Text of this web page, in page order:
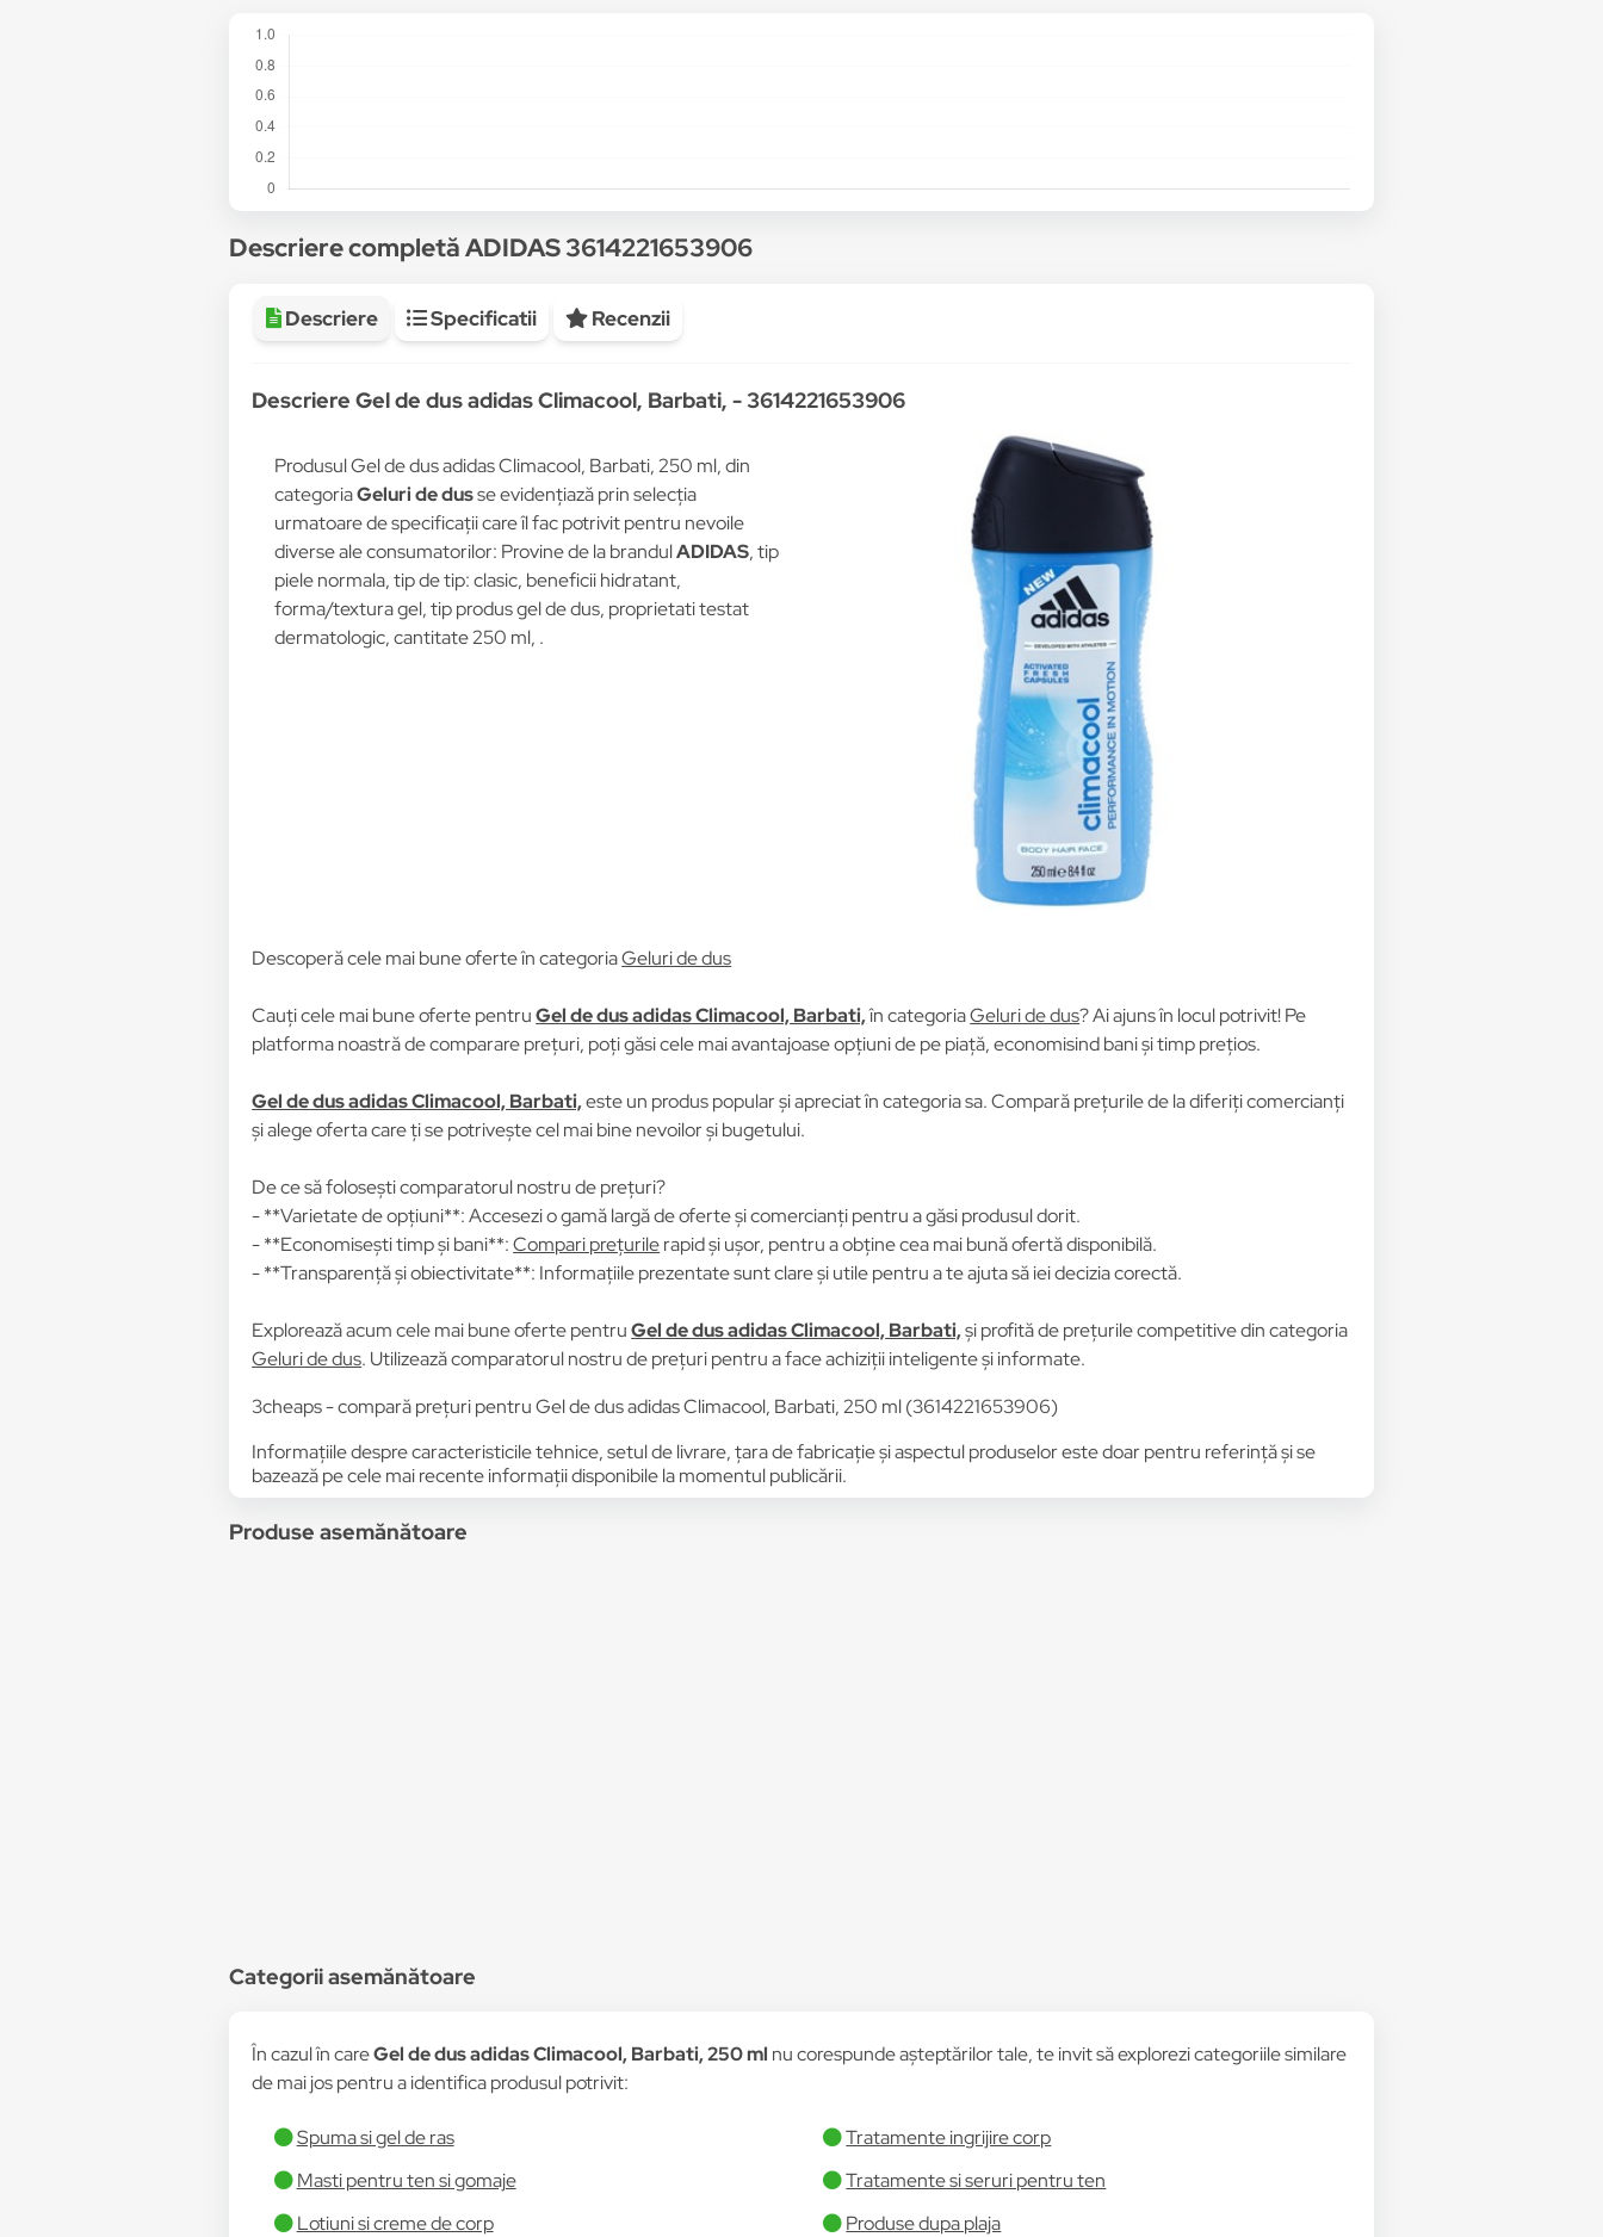
Descriere completă ADIDAS 3614221653906
Descriere Specificatii Recenzii
Descriere Gel de dus adidas Climacool, Barbati, - 3614221653906
Produsul Gel de dus adidas Climacool, Barbati, 250 ml, din
categoriaGeluri de dusse evidențiază prin selecția
urmatoare de specificații care îl fac potrivit pentru nevoile
diverse ale consumatorilor: Provine de la brandulADIDAS, tip
piele normala, tip de tip: clasic, beneficii hidratant,
forma/textura gel, tip produs gel de dus, proprietati testat
dermatologic, cantitate 250 ml, .
Descoperă cele mai bune oferte în categoriaGeluri de dus
Cauți cele mai bune oferte pentruGel de dus adidas Climacool, Barbati,în categoriaGeluri de dus? Ai ajuns în locul potrivit! Pe
platforma noastră de comparare prețuri, poți găsi cele mai avantajoase opțiuni de pe piață, economisind bani și timp prețios.
Gel de dus adidas Climacool, Barbati,este un produs popular și apreciat în categoria sa. Compară prețurile de la diferiți comercianți
și alege oferta care ți se potrivește cel mai bine nevoilor și bugetului.
De ce să folosești comparatorul nostru de prețuri?
- **Varietate de opțiuni**: Accesezi o gamă largă de oferte și comercianți pentru a găsi produsul dorit.
- **Economisești timp și bani**:Compari prețurilerapid și ușor, pentru a obține cea mai bună ofertă disponibilă.
- **Transparență și obiectivitate**: Informațiile prezentate sunt clare și utile pentru a te ajuta să iei decizia corectă.
Explorează acum cele mai bune oferte pentruGel de dus adidas Climacool, Barbati,și profită de prețurile competitive din categoria
Geluri de dus. Utilizează comparatorul nostru de prețuri pentru a face achiziții inteligente și informate.
3cheaps - compară prețuri pentru Gel de dus adidas Climacool, Barbati, 250 ml (3614221653906)
Informațiile despre caracteristicile tehnice, setul de livrare, țara de fabricație și aspectul produselor este doar pentru referință și se
bazează pe cele mai recente informații disponibile la momentul publicării.
Produse asemănătoare
Categorii asemănătoare
În cazul în careGel de dus adidas Climacool, Barbati, 250 ml nu corespunde așteptărilor tale, te invit să explorezi categoriile similare
de mai jos pentru a identifica produsul potrivit:
Spuma si gel de ras
Tratamente ingrijire corp
Masti pentru ten si gomaje
Tratamente si seruri pentru ten
Lotiuni si creme de corp
Produse dupa plaja